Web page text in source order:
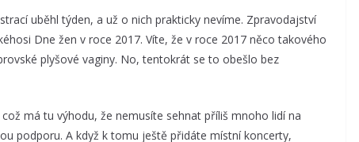
uběhl týden, a už o nich prakticky nevíme. Zpravodajství
Dne žen v roce 2017. Víte, že v roce 2017 něco takového
plyšové vaginy. No, tentokrát se to obešlo bez
má tu výhodu, že nemusíte sehnat příliš mnoho lidí na
podporu. A když k tomu ještě přidáte místní koncerty,